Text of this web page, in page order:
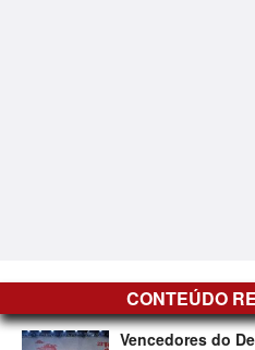
CONTEÚDO
Vencedores do